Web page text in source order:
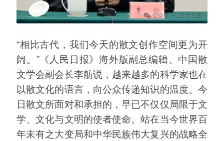
“相比古代，我们今天的散文创作空间更为开
阔。”《人民日报》海外版副总编辑、中国散
文学会副会长李舫说，越来越多的科学家也在
以散文化的语言，向公众传递知识的温度。今
日散文所面对和承担的，早已不仅仅局限于文
学、文化与文明的使者使命。站在当今世界百
年未有之大变局和中华民族伟大复兴的战略全